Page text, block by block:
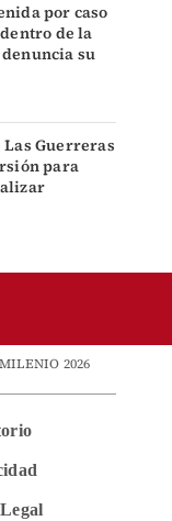
por caso
de la
su
Guerreras
para
2026